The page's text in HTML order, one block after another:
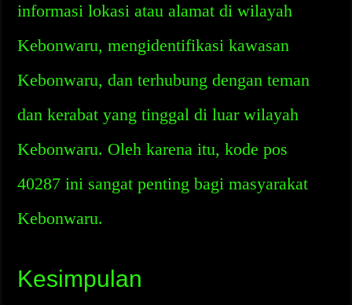
informasi lokasi atau alamat di wilayah
Kebonwaru, mengidentifikasi kawasan
Kebonwaru, dan terhubung dengan teman
dan kerabat yang tinggal di luar wilayah
Kebonwaru. Oleh karena itu, kode pos
40287 ini sangat penting bagi masyarakat
Kebonwaru.
Kesimpulan